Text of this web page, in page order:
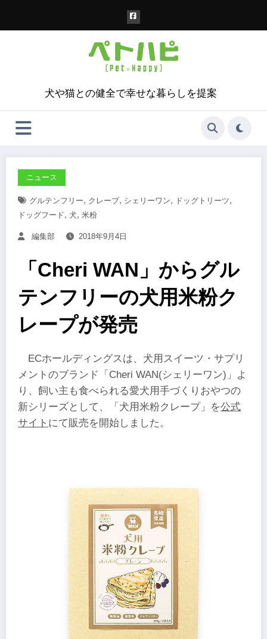
犬や猫との健全で幸せな暮らしを提案
ニュース
グルテンフリー, クレープ, シェリーワン, ドッグトリーツ,
ドッグフード, 犬, 米粉
編集部 2018年9月4日
「Cheri WAN」からグル
テンフリーの犬用米粉ク
レープが発売
ECホールディングスは、犬用スイーツ・サプリ
メントのブランド「Cheri WAN(シェリーワン)」よ
り、飼い主も食べられる愛犬用手づくりおやつの
新シリーズとして、「犬用米粉クレープ」を公式
サイト にて販売を開始しました。